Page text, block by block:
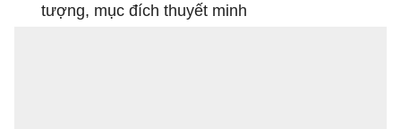
tượng, mục đích thuyết minh